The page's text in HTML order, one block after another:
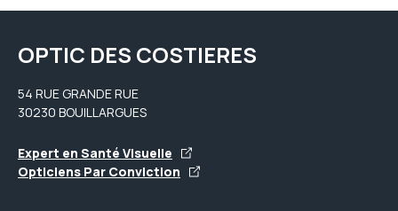
OPTIC DES COSTIERES
54 RUE GRANDE RUE
30230 BOUILLARGUES
Expert en Santé Visuelle
Opticiens Par Conviction